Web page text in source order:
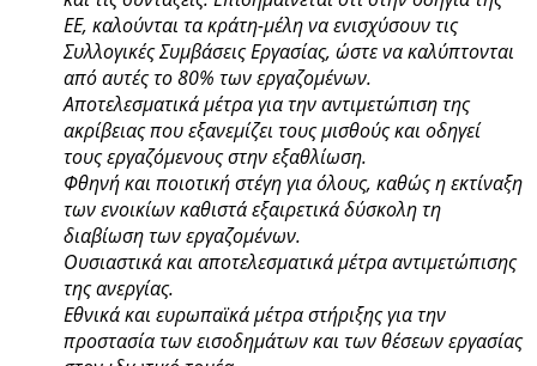
ΕΕ, καλούνται τα κράτη-μέλη να ενισχύσουν τις
Συλλογικές Συμβάσεις Εργασίας, ώστε να καλύπτονται
από αυτές το 80% των εργαζομένων.
Αποτελεσματικά μέτρα για την αντιμετώπιση της
ακρίβειας που εξανεμίζει τους μισθούς και οδηγεί
τους εργαζόμενους στην εξαθλίωση.
Φθηνή και ποιοτική στέγη για όλους, καθώς η εκτίναξη
των ενοικίων καθιστά εξαιρετικά δύσκολη τη
διαβίωση των εργαζομένων.
Ουσιαστικά και αποτελεσματικά μέτρα αντιμετώπισης
της ανεργίας.
Εθνικά και ευρωπαϊκά μέτρα στήριξης για την
προστασία των εισοδημάτων και των θέσεων εργασίας